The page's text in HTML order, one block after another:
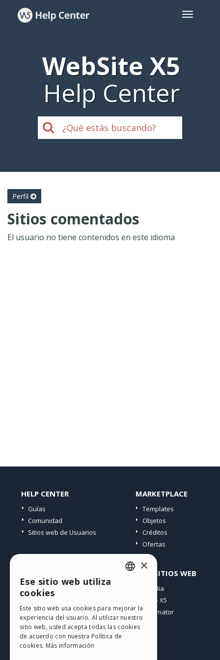
WebSite X5
Help Center
Perfil
Sitios comentados
El usuario no tiene contenidos en este idioma
HELP CENTER
Guías
Comunidad
Sitios web de Usuarios
MARKETPLACE
Templates
Objetos
Créditos
Ofertas
Mis post
Mis download
Espacio Web
Mis Créditos
OTROS SITIOS WEB
Incomedia
WebSite X5
WebAnimator
GERMAN
SPANISH
×
Ese sitio web utiliza
cookies
Este sitio web usa cookies para mejorar la
experiencia del usuario. Al utilizar nuestro
sitio web, usted acepta todas las cookies
de acuerdo con nuestra Política de
cookies. Más información